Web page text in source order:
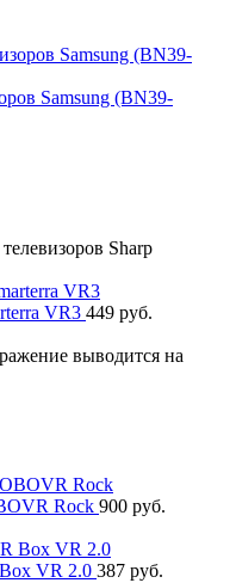
Samsung (BN39-
Sharp
VR3 449 руб.
выводится на
Rock 900 руб.
VR 2.0 387 руб.